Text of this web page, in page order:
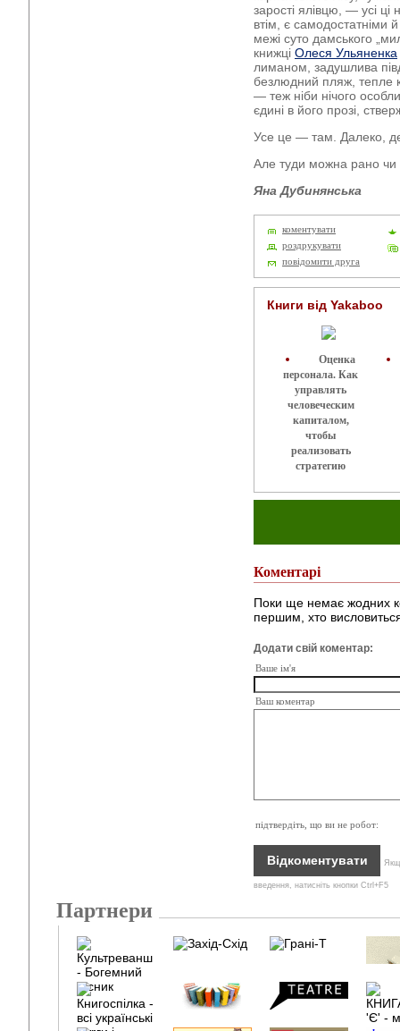
зарості ялівцю, — усі ці
втім, є самодостатніми
межі суто дамського
книжці Олеся Ульяненка
лиманом, задушлива
безлюдний пляж, тепле
— теж ніби нічого
єдині в його прозі,
Усе це — там. Далеко,
Але туди можна рано чи
Яна Дубинянська
коментувати
роздрукувати
повідомити друга
Книги від Yakaboo
Оценка
персонала. Как
управлять
человеческим
капиталом,
чтобы
реализовать
стратегию
Коментарі
Поки ще немає жодних
першим, хто
Додати свій коментар:
Ваше ім'я
Ваш коментар
підтвердіть, що ви не робот:
введення, натисніть кнопки Ctrl+F5
Партнери